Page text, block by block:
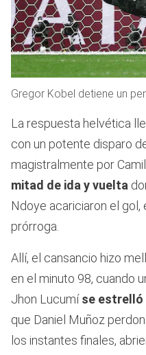
Gregor Kobel detiene un
La respuesta helvética
con un potente disparo
magistralmente por
mitad de ida y vuelta
Ndoye acariciaron el gol,
prórroga.
Allí, el cansancio hizo
en el minuto 98, cuando
Jhon Lucumíse estrelló
que Daniel Muñoz
los instantes finales,